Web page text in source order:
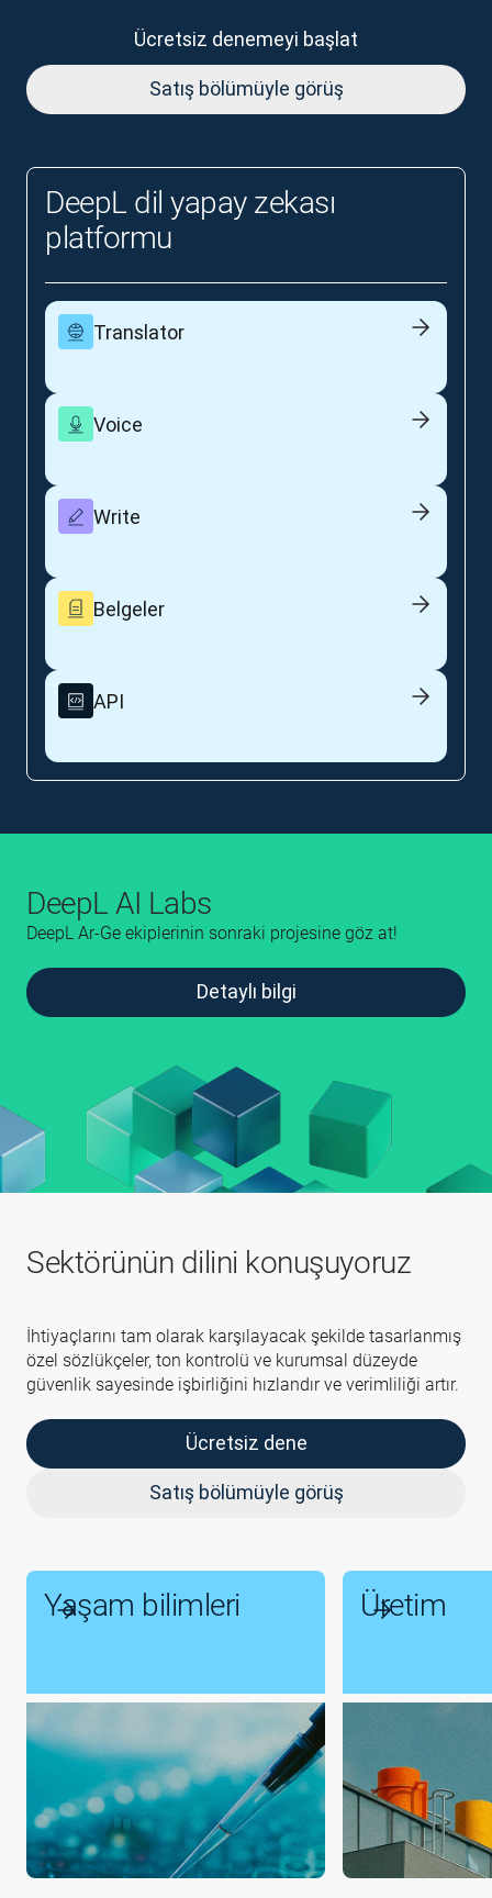
Ücretsiz denemeyi başlat
Satış bölümüyle görüş
DeepL dil yapay zekası
platformu
Translator
Voice
Write
Belgeler
API
DeepL AI Labs
DeepL Ar-Ge ekiplerinin sonraki projesine göz at!
Detaylı bilgi
Sektörünün dilini konuşuyoruz
İhtiyaçlarını tam olarak karşılayacak şekilde tasarlanmış
özel sözlükçeler, ton kontrolü ve kurumsal düzeyde
güvenlik sayesinde işbirliğini hızlandır ve verimliliği artır.
Ücretsiz dene
Satış bölümüyle görüş
Yaşam bilimleri Üretim